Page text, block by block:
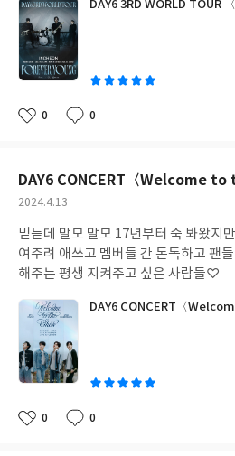
삭되었다. 매공연마다 더 성장해있는
아줄 날이 머지 않은 것 같아 기쁘고 자
가수들!
DAY6 3RD WORLD TOUR
좋
0
댓
0
작
DAY6 CONCERT〈Welcome to
작
일
2024.4.13
믿듣데 말모 말모 17년부터 죽 봐왔지
여주려 애쓰고 멤버들 간 돈독하고 팬
해주는 평생 지켜주고 싶은 사람들♡
DAY6 CONCERT〈
좋
0
댓
0
작